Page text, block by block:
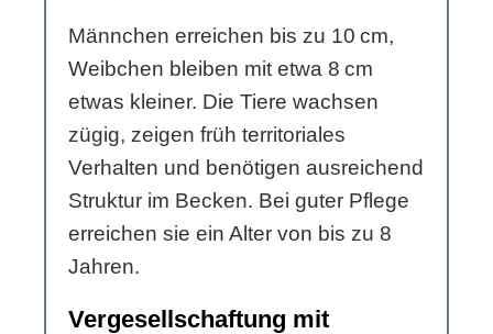
Männchen erreichen bis zu 10 cm,
Weibchen bleiben mit etwa 8 cm
etwas kleiner. Die Tiere wachsen
zügig, zeigen früh territoriales
Verhalten und benötigen ausreichend
Struktur im Becken. Bei guter Pflege
erreichen sie ein Alter von bis zu 8
Jahren.
Vergesellschaftung mit